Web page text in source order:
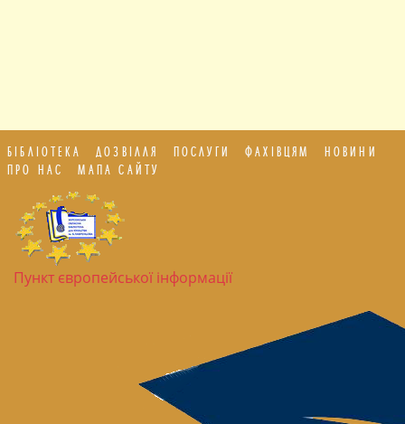
БІБЛІОТЕКА ДОЗВІЛЛЯ ПОСЛУГИ ФАХІВЦЯМ
НОВИНИ
ПРО НАС
МАПА САЙТУ
Пункт європейської інформації